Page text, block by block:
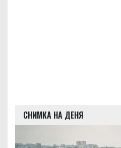
СНИМКА НА ДЕНЯ